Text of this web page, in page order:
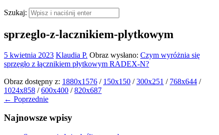
Szukaj:
sprzeglo-z-lacznikiem-plytkowym
5 kwietnia 2023 Klaudia P. Obraz wysłano: Czym wyróżnia się
sprzęgło z łącznikiem płytkowym RADEX-N?
Obraz dostępny z: 1880x1576 / 150x150 /300x251 / 768x644 /
1024x858 /600x400 /820x687
← Poprzednie
Najnowsze wpisy